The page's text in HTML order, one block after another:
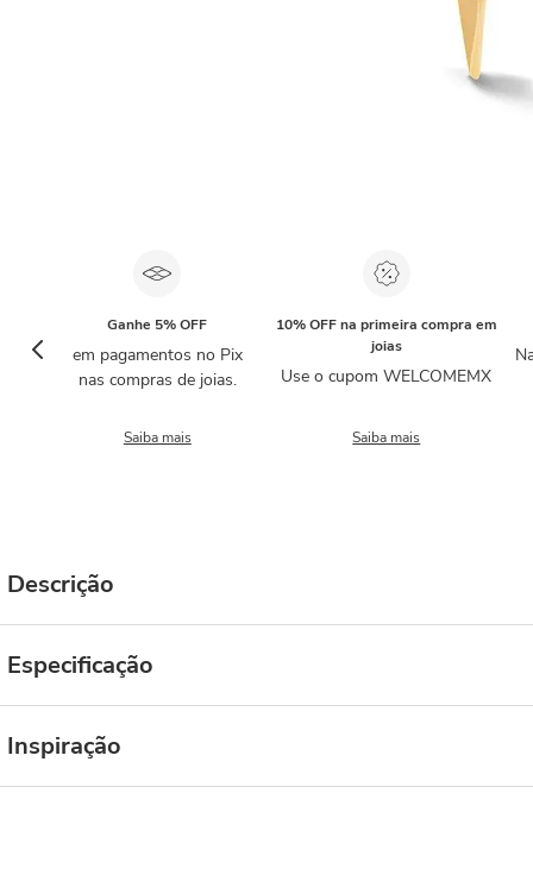
Ganhe 5% OFF
em pagamentos no Pix
nas compras de joias.
Saiba mais
10% OFF na primeira compra em
joias
Use o cupom WELCOMEMX
Saiba mais
Descrição
Especificação
Inspiração